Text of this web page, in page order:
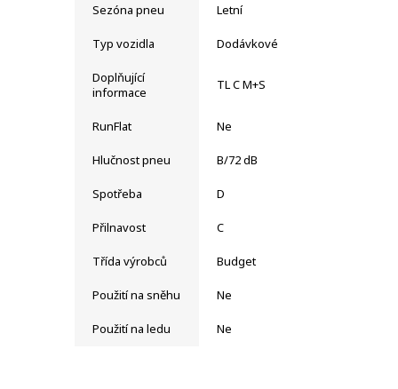
Sezóna pneu Letní
Typ vozidla Dodávkové
Doplňující
informace
TL C M+S
RunFlat Ne
Hlučnost pneu B/72 dB
Spotřeba D
Přilnavost C
Třída výrobců Budget
Použití na sněhu Ne
Použití na ledu Ne